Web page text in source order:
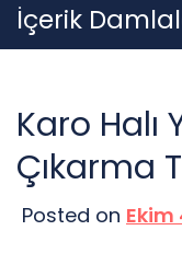
Skip
to
İçerik
Karo Halı
Çıkarma
Posted on Ekim